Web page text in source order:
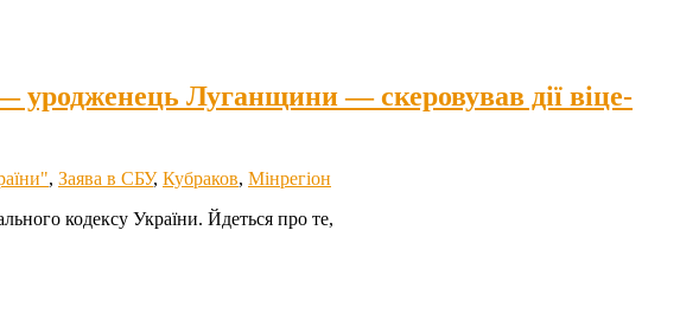
уродженець Луганщини — скеровував дії віце-
, Заява в СБУ, Кубраков, Мінрегіон
кодексу України. Йдеться про те,